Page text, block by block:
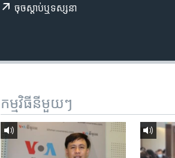
ចុច​​ស្តាប់​ឬ​ទស្សនា
កម្មវិធី​នីមួយៗ